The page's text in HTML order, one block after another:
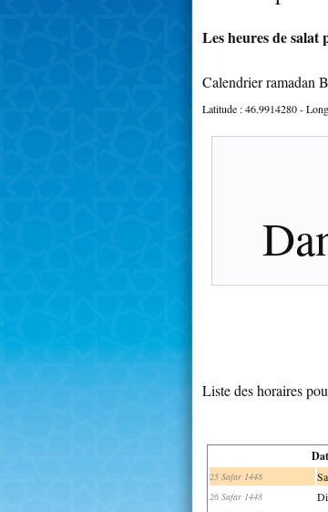
Les heures de salat
Calendrier ramadan
Latitude :46.9914280-
Liste des horaires
25 Safar 1448
26 Safar 1448